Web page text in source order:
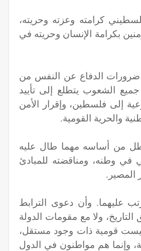
كرامته وعزته وحريته،
بكرامة الإنسان وحريته في
ضرورات الدفاع عن النفس من
الشعوب يتطلع إلى تأييد
إلى فلسطين، وإقرار الأمن
والحرية القومية.
وقيام إسرائيل باطل من أساسه مهما طال عليه
في وطنه، ومناقضته للمبادئ
المصير.
عليهما. وأن دعوى الترابط
التاريخ، ولا مع مقومات الدولة
ليست قومية ذات وجود مستقل،
وإنما هم مواطنون في الدول